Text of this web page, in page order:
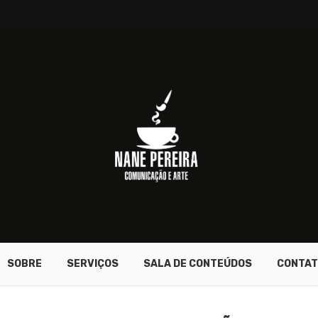
SOBRE SERVIÇOS SALA DE CONTEÚDOS